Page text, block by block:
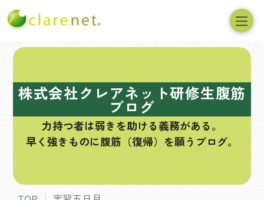
株式会社クレアネット研修生腹筋
ブログ
力持つ者は弱きを助ける義務がある。
早く強きものに腹筋（復帰）を願うブログ。